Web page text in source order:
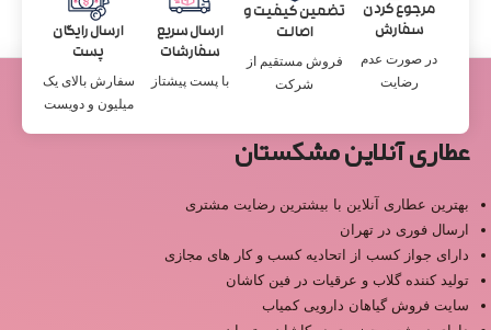
مرجوع کردن
سفارش
در صورت عدم
رضایت
تضمین کیفیت و
اصالت
فروش مستقیم از
شرکت
ارسال سریع
سفارشات
با پست پیشتاز
ارسال رایگان
پست
سفارش بالای یک
میلیون و دویست
عطاری آنلاین مشکستان
بهترین عطاری آنلاین با بیشترین رضایت مشتری
ارسال فوری در تهران
دارای جواز کسب از اتحادیه کسب و کار های مجازی
تولید کننده گلاب و عرقیات در فین کاشان
سایت فروش گیاهان دارویی کمیاب